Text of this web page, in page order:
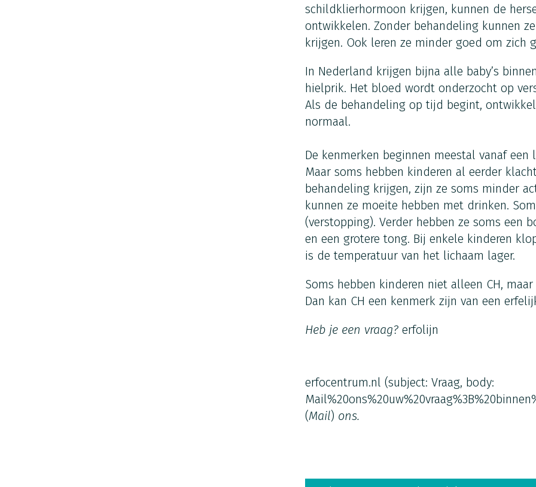
schildklierhormoon krijgen, kunnen de
ontwikkelen. Zonder behandeling kunnen
krijgen. Ook leren ze minder goed om zich
In Nederland krijgen bijna alle baby’s
hielprik. Het bloed wordt onderzocht op
Als de behandeling op tijd begint,
normaal.
De kenmerken beginnen meestal vanaf
Maar soms hebben kinderen al eerder
behandeling krijgen, zijn ze soms minder
kunnen ze moeite hebben met drinken.
(verstopping). Verder hebben ze soms een
en een grotere tong. Bij enkele kinderen
is de temperatuur van het lichaam lager.
Soms hebben kinderen niet alleen CH,
Dan kan CH een kenmerk zijn van een
Heb je een vraag? erfolijn
erfocentrum.nl (subject: Vraag, body:
(Mail) ons.